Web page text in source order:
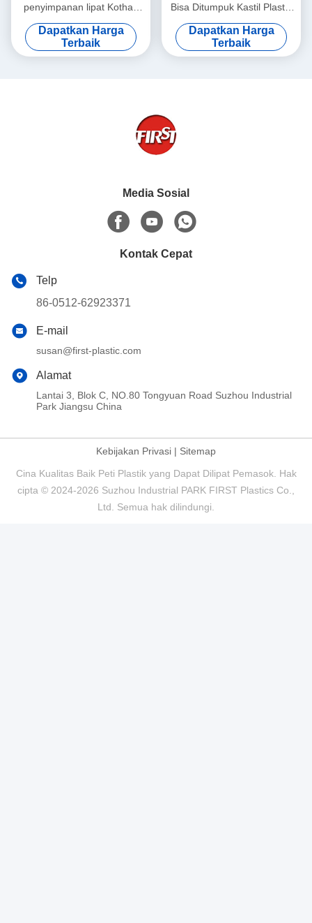
penyimpanan lipat Kothak
pemindahan produk plastik
yang dapat ditumpuk
Dapatkan Harga
Terbaik
Bisa Ditumpuk Kastil Plastik
Lipat PP
Dapatkan Harga
Terbaik
Media Sosial
Kontak Cepat
Telp
86-0512-62923371
E-mail
susan@first-plastic.com
Alamat
Lantai 3, Blok C, NO.80 Tongyuan Road Suzhou Industrial
Park Jiangsu China
Kebijakan Privasi | Sitemap
Cina Kualitas Baik Peti Plastik yang Dapat Dilipat Pemasok. Hak
cipta © 2024-2026 Suzhou Industrial PARK FIRST Plastics Co.,
Ltd. Semua hak dilindungi.